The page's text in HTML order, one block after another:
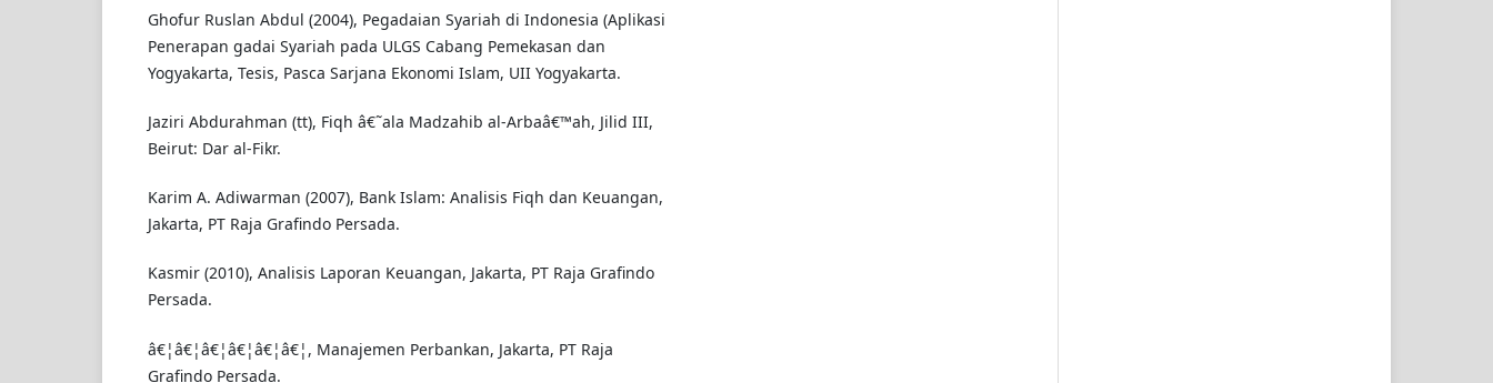
Ghofur Ruslan Abdul (2004), Pegadaian Syariah di Indonesia (Aplikasi
Penerapan gadai Syariah pada ULGS Cabang Pemekasan dan
Yogyakarta, Tesis, Pasca Sarjana Ekonomi Islam, UII Yogyakarta.
Jaziri Abdurahman (tt), Fiqh â€˜ala Madzahib al-Arbaâ€™ah, Jilid III,
Beirut: Dar al-Fikr.
Karim A. Adiwarman (2007), Bank Islam: Analisis Fiqh dan Keuangan,
Jakarta, PT Raja Grafindo Persada.
Kasmir (2010), Analisis Laporan Keuangan, Jakarta, PT Raja Grafindo
Persada.
â€¦â€¦â€¦â€¦â€¦â€¦, Manajemen Perbankan, Jakarta, PT Raja
Grafindo Persada.